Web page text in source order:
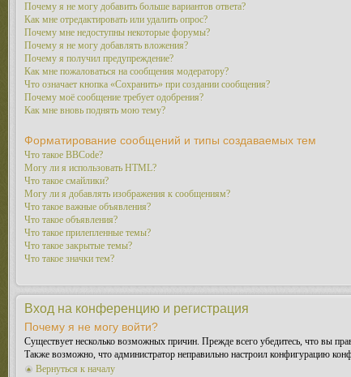
Почему я не могу добавить больше вариантов ответа?
Как мне отредактировать или удалить опрос?
Почему мне недоступны некоторые форумы?
Почему я не могу добавлять вложения?
Почему я получил предупреждение?
Как мне пожаловаться на сообщения модератору?
Что означает кнопка «Сохранить» при создании сообщения?
Почему моё сообщение требует одобрения?
Как мне вновь поднять мою тему?
Форматирование сообщений и типы создаваемых тем
Что такое BBCode?
Могу ли я использовать HTML?
Что такое смайлики?
Могу ли я добавлять изображения к сообщениям?
Что такое важные объявления?
Что такое объявления?
Что такое прилепленные темы?
Что такое закрытые темы?
Что такое значки тем?
Вход на конференцию и регистрация
Почему я не могу войти?
Существует несколько возможных причин. Прежде всего убедитесь, что вы
Также возможно, что администратор неправильно настроил конфигурацию
Вернуться к началу